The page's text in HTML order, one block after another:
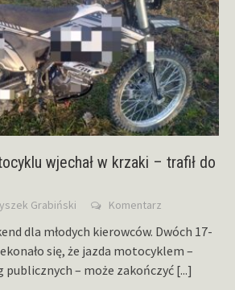
wjechał w krzaki – trafił do
Grabiński Komentarz
dla młodych kierowców. Dwóch 17-
się, że jazda motocyklem –
publicznych – może zakończyć [...]